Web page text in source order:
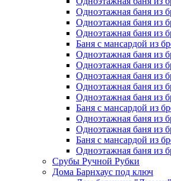
Одноэтажная баня из
Одноэтажная баня из
Одноэтажная баня из
Баня с мансардой из
Одноэтажная баня из
Одноэтажная баня из
Одноэтажная баня из
Одноэтажная баня из
Одноэтажная баня из
Баня с мансардой из
Одноэтажная баня из
Одноэтажная баня из
Баня с мансардой из
Одноэтажная баня из
Срубы Ручной Рубки
Дома Барнхаус под ключ